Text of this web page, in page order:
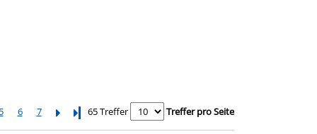
5 6 7 Letzte Seite
65 Treffer Treffer pro Seite